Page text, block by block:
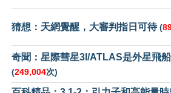
猜想：天網覺醒，大審判指日可待(
奇聞：星際彗星3I/ATLAS是外星飛船
(249,004次)